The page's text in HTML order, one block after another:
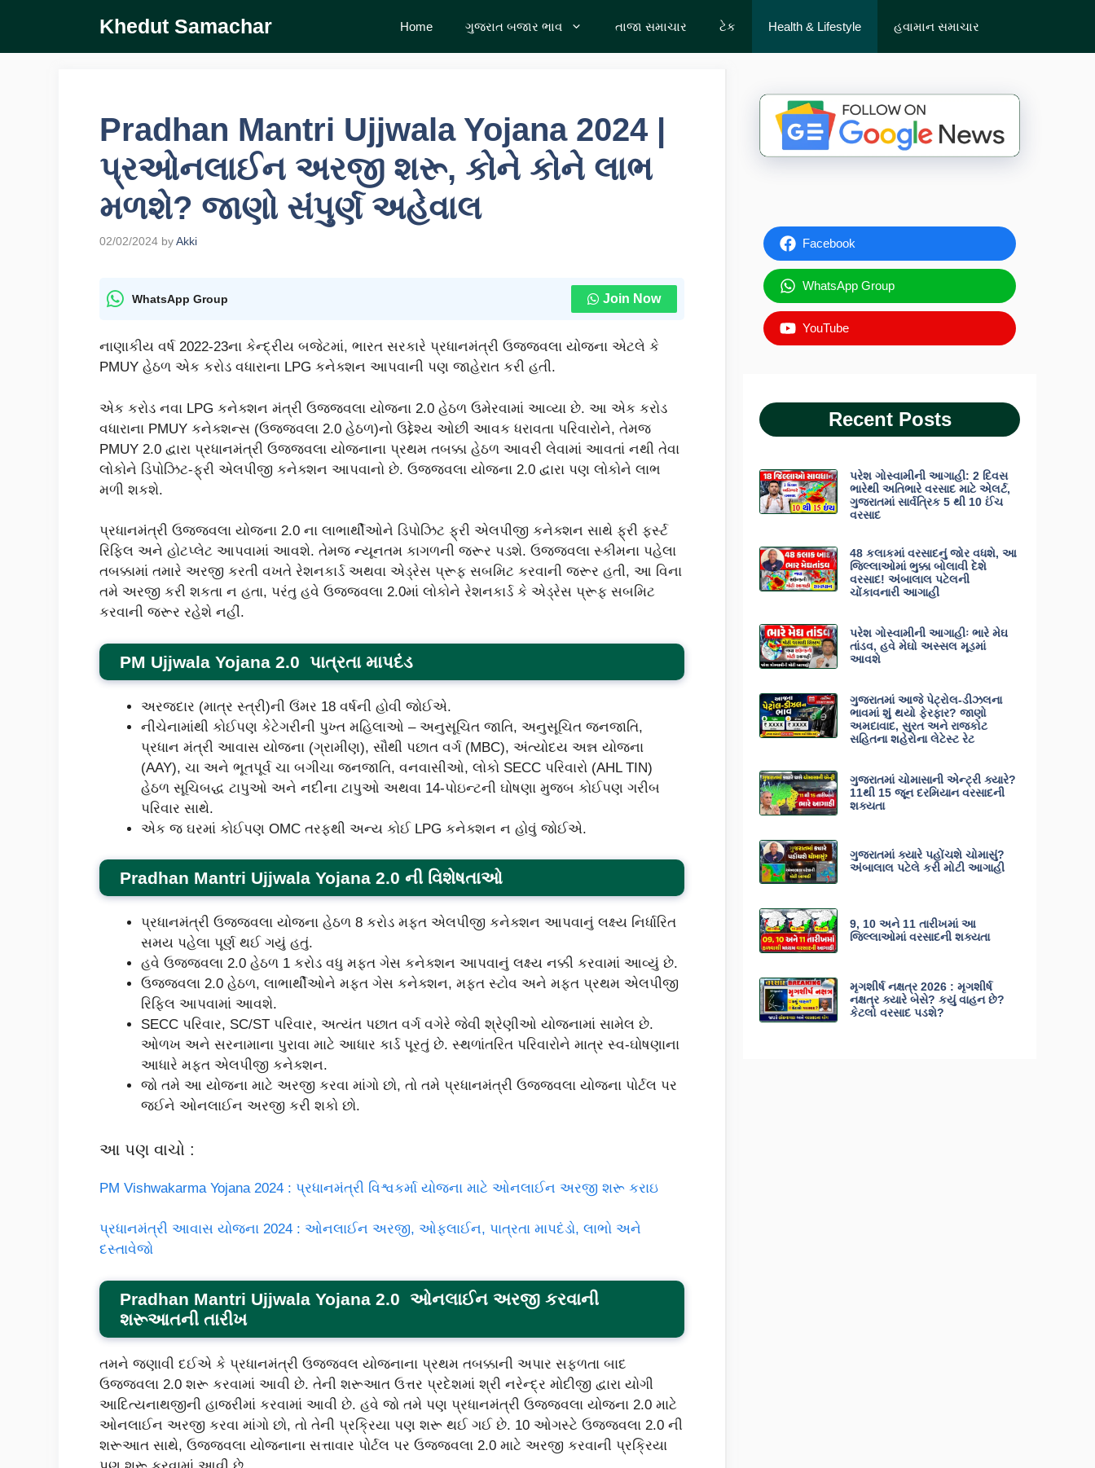
content
Khedut Samachar Home ગુજરાત બજાર ભાવ તાજા સમાચાર ટેક Health & Lifestyle હવામાન સમાચાર
Pradhan Mantri Ujjwala Yojana 2024 |
પ્રઓનલાઈન અરજી શરૂ, કોને કોને લાભ
મળશે? જાણો સંંપુર્ણ અહેવાલ
02/02/2024 byAkki
WhatsApp Group Join Now
નાણાકીય વર્ષ 2022-23ના કેન્દ્રીય બજેટમાં, ભારત સરકારે પ્રધાનમંત્રી ઉજ્જવલા યોજના એટલે કે
PMUY હેઠળ એક કરોડ વધારાના LPG કનેક્શન આપવાની પણ જાહેરાત કરી હતી.
એક કરોડ નવા LPG કનેક્શન મંત્રી ઉજ્જવલા યોજના 2.0 હેઠળ ઉમેરવામાં આવ્યા છે. આ એક કરોડ
વધારાના PMUY કનેક્શન્સ (ઉજ્જવલા 2.0 હેઠળ)નો ઉદ્દેશ્ય ઓછી આવક ધરાવતા પરિવારોને, તેમજ
PMUY 2.0 દ્વારા પ્રધાનમંત્રી ઉજ્જવલા યોજનાના પ્રથમ તબક્કા હેઠળ આવરી લેવામાં આવતાં નથી તેવા
લોકોને ડિપોઝિટ-ફ્રી એલપીજી કનેક્શન આપવાનો છે. ઉજ્જવલા યોજના 2.0 દ્વારા પણ લોકોને લાભ
મળી શકશે.
પ્રધાનમંત્રી ઉજ્જવલા યોજના 2.0 ના લાભાર્થીઓને ડિપોઝિટ ફ્રી એલપીજી કનેક્શન સાથે ફ્રી ફર્સ્ટ
રિફિલ અને હોટપ્લેટ આપવામાં આવશે. તેમજ ન્યૂનતમ કાગળની જરૂર પડશે. ઉજ્જવલા સ્કીમના પહેલા
તબક્કામાં તમારે અરજી કરતી વખતે રેશનકાર્ડ અથવા એડ્રેસ પ્રૂફ સબમિટ કરવાની જરૂર હતી, આ વિના
તમે અરજી કરી શકતા ન હતા, પરંતુ હવે ઉજ્જવલા 2.0માં લોકોને રેશનકાર્ડ કે એડ્રેસ પ્રૂફ સબમિટ
કરવાની જરૂર રહેશે નહીં.
PM Ujjwala Yojana 2.0 પાત્રતા માપદંડ
અરજદાર (માત્ર સ્ત્રી)ની ઉંમર 18 વર્ષની હોવી જોઈએ.
નીચેનામાંથી કોઈપણ કેટેગરીની પુખ્ત મહિલાઓ – અનુસૂચિત જાતિ, અનુસૂચિત જનજાતિ,
પ્રધાન મંત્રી આવાસ યોજના (ગ્રામીણ), સૌથી પછાત વર્ગ (MBC), અંત્યોદય અન્ન યોજના
(AAY), ચા અને ભૂતપૂર્વ ચા બગીચા જનજાતિ, વનવાસીઓ, લોકો SECC પરિવારો (AHL TIN)
હેઠળ સૂચિબદ્ધ ટાપુઓ અને નદીના ટાપુઓ અથવા 14-પોઇન્ટની ઘોષણા મુજબ કોઈપણ ગરીબ
પરિવાર સાથે.
એક જ ઘરમાં કોઈપણ OMC તરફથી અન્ય કોઈ LPG કનેક્શન ન હોવું જોઈએ.
Pradhan Mantri Ujjwala Yojana 2.0 ની વિશેષતાઓ
પ્રધાનમંત્રી ઉજ્જવલા યોજના હેઠળ 8 કરોડ મફત એલપીજી કનેક્શન આપવાનું લક્ષ્ય નિર્ધારિત
સમય પહેલા પૂર્ણ થઈ ગયું હતું.
હવે ઉજ્જવલા 2.0 હેઠળ 1 કરોડ વધુ મફત ગેસ કનેક્શન આપવાનું લક્ષ્ય નક્કી કરવામાં આવ્યું છે.
ઉજ્જવલા 2.0 હેઠળ, લાભાર્થીઓને મફત ગેસ કનેક્શન, મફત સ્ટોવ અને મફત પ્રથમ એલપીજી
રિફિલ આપવામાં આવશે.
SECC પરિવાર, SC/ST પરિવાર, અત્યંત પછાત વર્ગ વગેરે જેવી શ્રેણીઓ યોજનામાં સામેલ છે.
ઓળખ અને સરનામાના પુરાવા માટે આધાર કાર્ડ પૂરતું છે. સ્થળાંતરિત પરિવારોને માત્ર સ્વ-ઘોષણાના
આધારે મફત એલપીજી કનેક્શન.
જો તમે આ યોજના માટે અરજી કરવા માંગો છો, તો તમે પ્રધાનમંત્રી ઉજ્જવલા યોજના પોર્ટલ પર
જઈને ઓનલાઈન અરજી કરી શકો છો.
આ પણ વાચો :
PM Vishwakarma Yojana 2024 : પ્રધાનમંત્રી વિશ્વકર્મા યોજના માટે ઓનલાઈન અરજી શરૂ કરાઇ
પ્રધાનમંત્રી આવાસ યોજના 2024 : ઓનલાઈન અરજી, ઓફલાઈન, પાત્રતા માપદંડો, લાભો અને
દસ્તાવેજો
Pradhan Mantri Ujjwala Yojana 2.0 ઓનલાઈન અરજી કરવાની
શરૂઆતની તારીખ
તમને જણાવી દઈએ કે પ્રધાનમંત્રી ઉજ્જવલ યોજનાના પ્રથમ તબક્કાની અપાર સફળતા બાદ
ઉજ્જવલા 2.0 શરૂ કરવામાં આવી છે. તેની શરૂઆત ઉત્તર પ્રદેશમાં શ્રી નરેન્દ્ર મોદીજી દ્વારા યોગી
આદિત્યનાથજીની હાજરીમાં કરવામાં આવી છે. હવે જો તમે પણ પ્રધાનમંત્રી ઉજ્જવલા યોજના 2.0 માટે
ઓનલાઈન અરજી કરવા માંગો છો, તો તેની પ્રક્રિયા પણ શરૂ થઈ ગઈ છે. 10 ઓગસ્ટે ઉજ્જવલા 2.0 ની
શરૂઆત સાથે, ઉજ્જવલા યોજનાના સત્તાવાર પોર્ટલ પર ઉજ્જવલા 2.0 માટે અરજી કરવાની પ્રક્રિયા
Facebook
WhatsApp Group
YouTube
Recent Posts
પરેશ ગોસ્વામીની આગાહી: 2 દિવસ
ભારેથી અતિભારે વરસાદ માટે એલર્ટ,
ગુજરાતમાં સાર્વત્રિક 5 થી 10 ઈંચ
વરસાદ
48 કલાકમાં વરસાદનું જોર વધશે, આ
જિલ્લાઓમાં ભુક્કા બોલાવી દેશે
વરસાદ! અંબાલાલ પટેલની
ચોંકાવનારી આગાહી
પરેશ ગોસ્વામીની આગાહીઃ ભારે મેઘ
તાંડવ, હવે મેઘો અસ્સલ મૂડમાં
આવશે
ગુજરાતમાં આજે પેટ્રોલ-ડીઝલના
ભાવમાં શું થયો ફેરફાર? જાણો
અમદાવાદ, સુરત અને રાજકોટ
સહિતના શહેરોના લેટેસ્ટ રેટ
ગુજરાતમાં ચોમાસાની એન્ટ્રી ક્યારે?
11થી 15 જૂન દરમિયાન વરસાદની
શક્યતા
ગુજરાતમાં ક્યારે પહોંચશે ચોમાસું?
અંબાલાલ પટેલે કરી મોટી આગાહી
9, 10 અને 11 તારીખમાં આ
જિલ્લાઓમાં વરસાદની શક્યતા
મૃગશીર્ષ નક્ષત્ર 2026 : મૃગશીર્ષ
નક્ષત્ર ક્યારે બેસે? કયું વાહન છે?
કેટલો વરસાદ પડશે?